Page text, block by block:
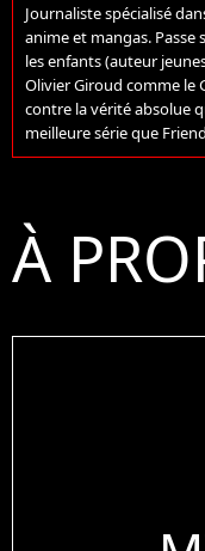
Journaliste spécialisé
anime et mangas.
les enfants (auteur
Olivier Giroud comme le
contre la vérité absolue
meilleure série que
À